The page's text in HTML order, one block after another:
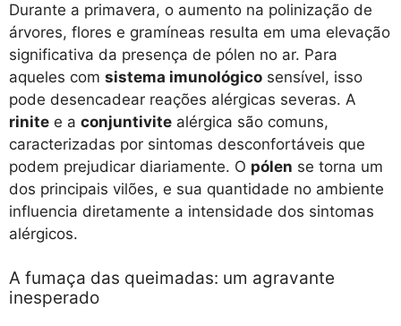
Durante a primavera, o aumento na polinização de
árvores, flores e gramíneas resulta em uma elevação
significativa da presença de pólen no ar. Para
aqueles com sistema imunológico sensível, isso
pode desencadear reações alérgicas severas. A
rinite e a conjuntivite alérgica são comuns,
caracterizadas por sintomas desconfortáveis que
podem prejudicar diariamente. O pólen se torna um
dos principais vilões, e sua quantidade no ambiente
influencia diretamente a intensidade dos sintomas
alérgicos.
A fumaça das queimadas: um agravante
inesperado